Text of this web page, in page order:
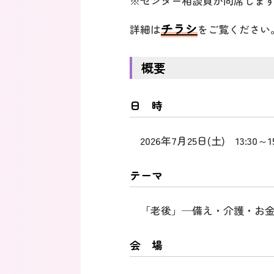
詳細はチラシをご覧ください
概要
日 時
2026年7月25日(土) 13:30～
テーマ
「老後」─備え・介護・お
会 場